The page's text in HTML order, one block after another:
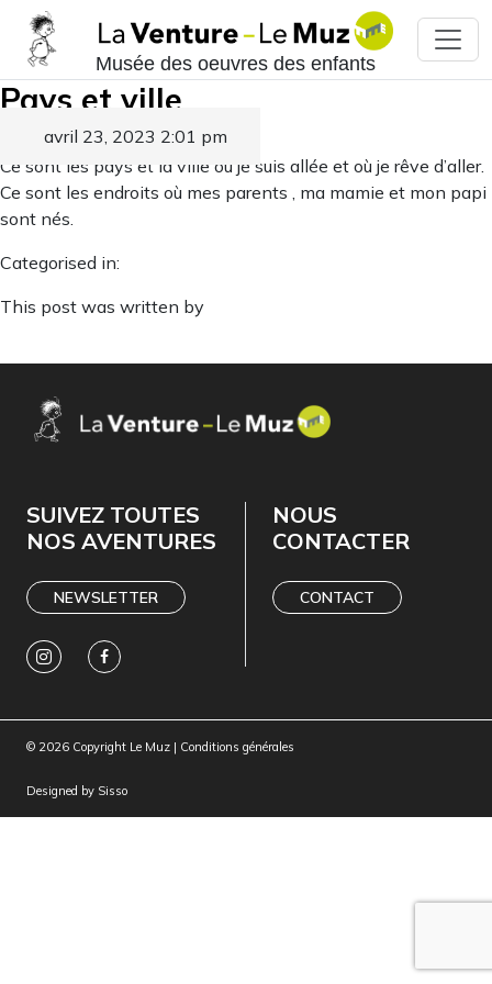
Musée des oeuvres des enfants
Pays et ville
avril 23, 2023 2:01 pm
Published by
Ce sont les pays et la ville où je suis allée et où je rêve d’aller.
Ce sont les endroits où mes parents , ma mamie et mon papi
sont nés.
Categorised in:
This post was written by
SUIVEZ TOUTES
NOS AVENTURES
NEWSLETTER
NOUS
CONTACTER
CONTACT
© 2026 Copyright Le Muz | Conditions générales
Designed by Sisso